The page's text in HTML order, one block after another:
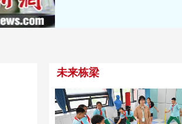
未来栋梁